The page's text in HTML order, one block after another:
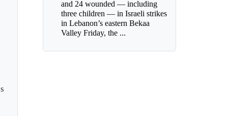
and 24 wounded — including
three children — in Israeli strikes
in Lebanon’s eastern Bekaa
Valley Friday, the ...